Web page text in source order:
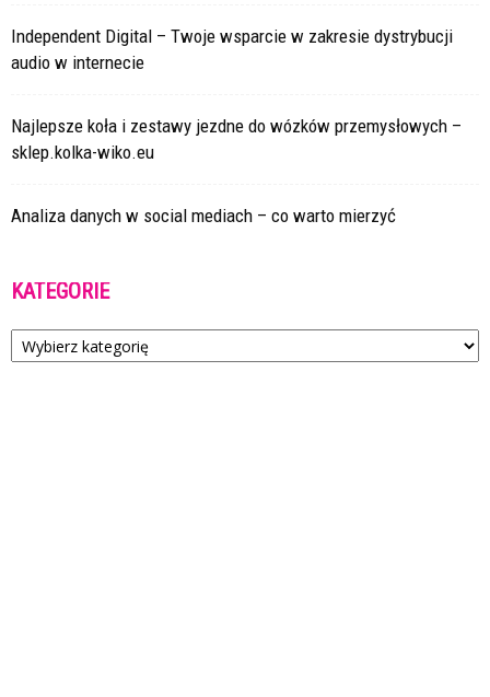
Independent Digital – Twoje wsparcie w zakresie dystrybucji
audio w internecie
Najlepsze koła i zestawy jezdne do wózków przemysłowych –
sklep.kolka-wiko.eu
Analiza danych w social mediach – co warto mierzyć
KATEGORIE
Kategorie